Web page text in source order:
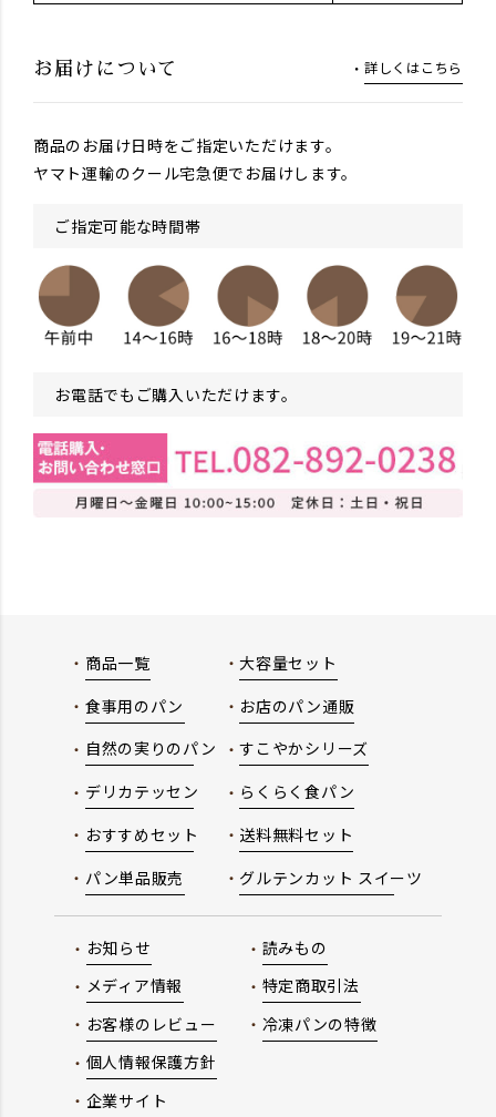
お届けについて 詳しくはこちら
商品のお届け日時をご指定いただけます。
ヤマト運輸のクール宅急便でお届けします。
ご指定可能な時間帯
お電話でもご購入いただけます。
商品一覧
食事用のパン
自然の実りのパン
デリカテッセン
おすすめセット
パン単品販売
大容量セット
お店のパン通販
すこやかシリーズ
らくらく食パン
送料無料セット
グルテンカット スイーツ
お知らせ
メディア情報
お客様のレビュー
個人情報保護方針
読みもの
特定商取引法
冷凍パンの特徴
企業サイト